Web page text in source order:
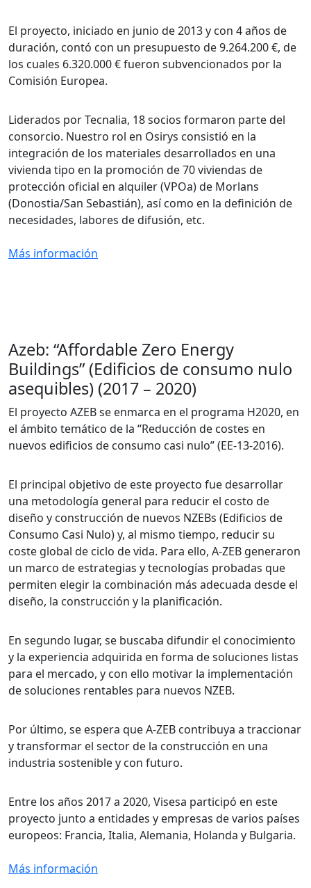
El proyecto, iniciado en junio de 2013 y con 4 años de
duración, contó con un presupuesto de 9.264.200 €, de
los cuales 6.320.000 € fueron subvencionados por la
Comisión Europea.
Liderados por Tecnalia, 18 socios formaron parte del
consorcio. Nuestro rol en Osirys consistió en la
integración de los materiales desarrollados en una
vivienda tipo en la promoción de 70 viviendas de
protección oficial en alquiler (VPOa) de Morlans
(Donostia/San Sebastián), así como en la definición de
necesidades, labores de difusión, etc.
Más información
Azeb: “Affordable Zero Energy
Buildings” (Edificios de consumo nulo
asequibles) (2017 – 2020)
El proyecto AZEB se enmarca en el programa H2020, en
el ámbito temático de la “Reducción de costes en
nuevos edificios de consumo casi nulo” (EE-13-2016).
El principal objetivo de este proyecto fue desarrollar
una metodología general para reducir el costo de
diseño y construcción de nuevos NZEBs (Edificios de
Consumo Casi Nulo) y, al mismo tiempo, reducir su
coste global de ciclo de vida. Para ello, A-ZEB generaron
un marco de estrategias y tecnologías probadas que
permiten elegir la combinación más adecuada desde el
diseño, la construcción y la planificación.
En segundo lugar, se buscaba difundir el conocimiento
y la experiencia adquirida en forma de soluciones listas
para el mercado, y con ello motivar la implementación
de soluciones rentables para nuevos NZEB.
Por último, se espera que A-ZEB contribuya a traccionar
y transformar el sector de la construcción en una
industria sostenible y con futuro.
Entre los años 2017 a 2020, Visesa participó en este
proyecto junto a entidades y empresas de varios países
europeos: Francia, Italia, Alemania, Holanda y Bulgaria.
Más información